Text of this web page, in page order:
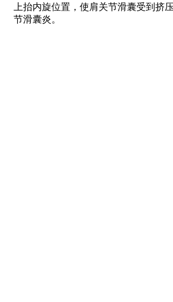
上抬内旋位置，使肩关节滑囊受到挤
节滑囊炎。